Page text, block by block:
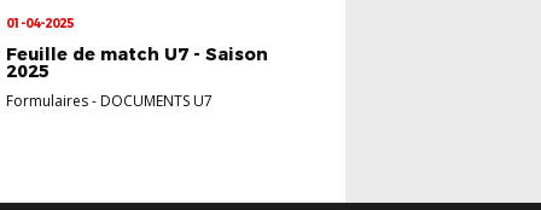
01-04-2025
Feuille de match U7 - Saison
2025
Formulaires- DOCUMENTS U7